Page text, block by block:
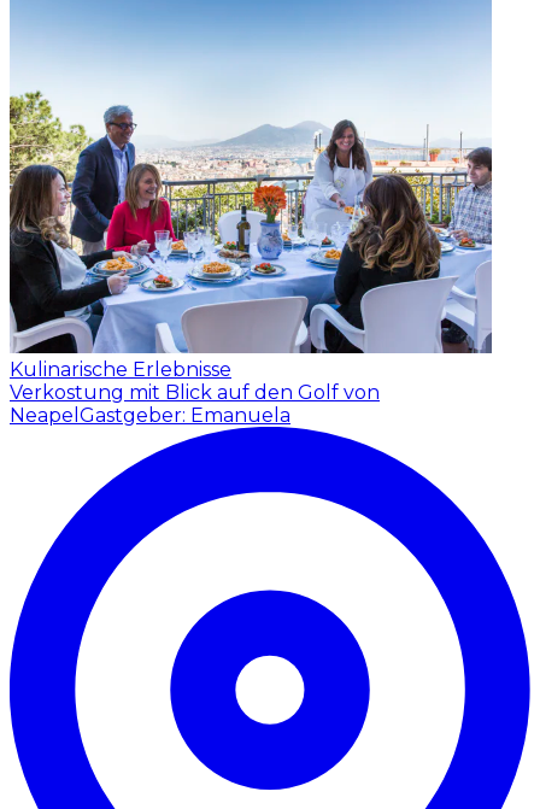
Kulinarische Erlebnisse
Verkostung mit Blick auf den Golf von
Neapel Gastgeber: Emanuela